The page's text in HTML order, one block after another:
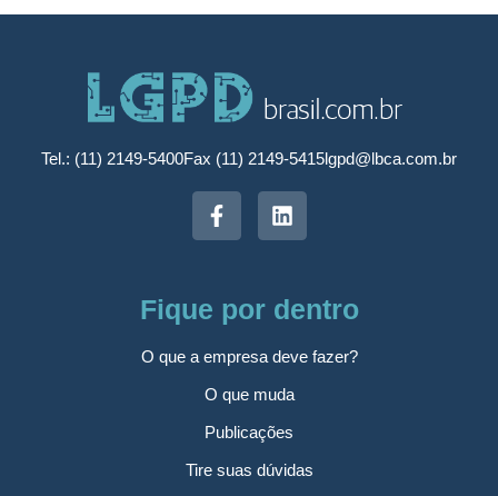
Tel.: (11) 2149-5400Fax (11) 2149-5415lgpd@lbca.com.br
Fique por dentro
O que a empresa deve fazer?
O que muda
Publicações
Tire suas dúvidas